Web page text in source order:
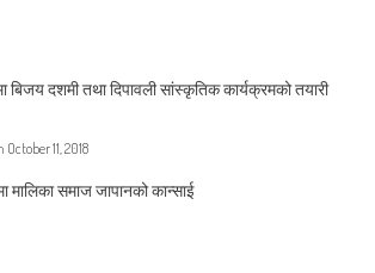
बिजय दशमी तथा दिपावली सांस्कृतिक कार्यक्रमको तयारी
October 11, 2018
मालिका समाज जापानको कान्साई